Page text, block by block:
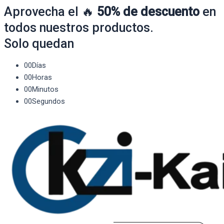
Aprovecha el 🔥 50% de descuento en
todos nuestros productos.
Solo quedan
00Días
00Horas
00Minutos
00Segundos